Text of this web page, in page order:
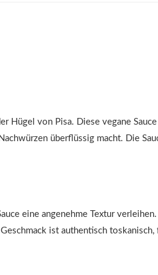
Hügel von Pisa. Diese vegane
überflüssig macht. Die
eine angenehme Textur
ist authentisch